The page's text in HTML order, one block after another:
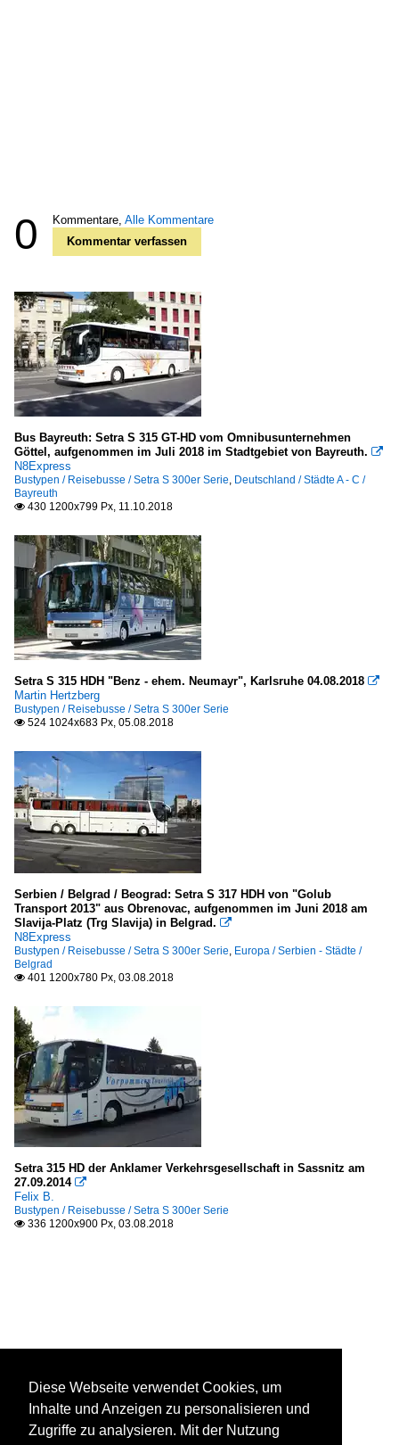
0 Kommentare, Alle Kommentare
Kommentar verfassen
Bus Bayreuth: Setra S 315 GT-HD vom Omnibusunternehmen
Göttel, aufgenommen im Juli 2018 im Stadtgebiet von Bayreuth. 
N8Express
Bustypen / Reisebusse / Setra S 300er Serie, Deutschland / Städte A - C /
Bayreuth
 430 1200x799 Px, 11.10.2018
Setra S 315 HDH "Benz - ehem. Neumayr", Karlsruhe 04.08.2018 
Martin Hertzberg
Bustypen / Reisebusse / Setra S 300er Serie
 524 1024x683 Px, 05.08.2018
Serbien / Belgrad / Beograd: Setra S 317 HDH von "Golub
Transport 2013" aus Obrenovac, aufgenommen im Juni 2018 am
Slavija-Platz (Trg Slavija) in Belgrad. 
N8Express
Bustypen / Reisebusse / Setra S 300er Serie, Europa / Serbien - Städte /
Belgrad
 401 1200x780 Px, 03.08.2018
Setra 315 HD der Anklamer Verkehrsgesellschaft in Sassnitz am
27.09.2014 
Felix B.
Bustypen / Reisebusse / Setra S 300er Serie
 336 1200x900 Px, 03.08.2018
Diese Webseite verwendet Cookies, um
Inhalte und Anzeigen zu personalisieren und
Zugriffe zu analysieren. Mit der Nutzung